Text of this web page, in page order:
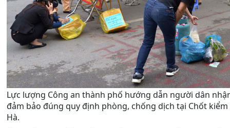
Lực lượng Công an thành phố hướng dẫn người dân
đảm bảo đúng quy định phòng, chống dịch tại Chốt
Hà.